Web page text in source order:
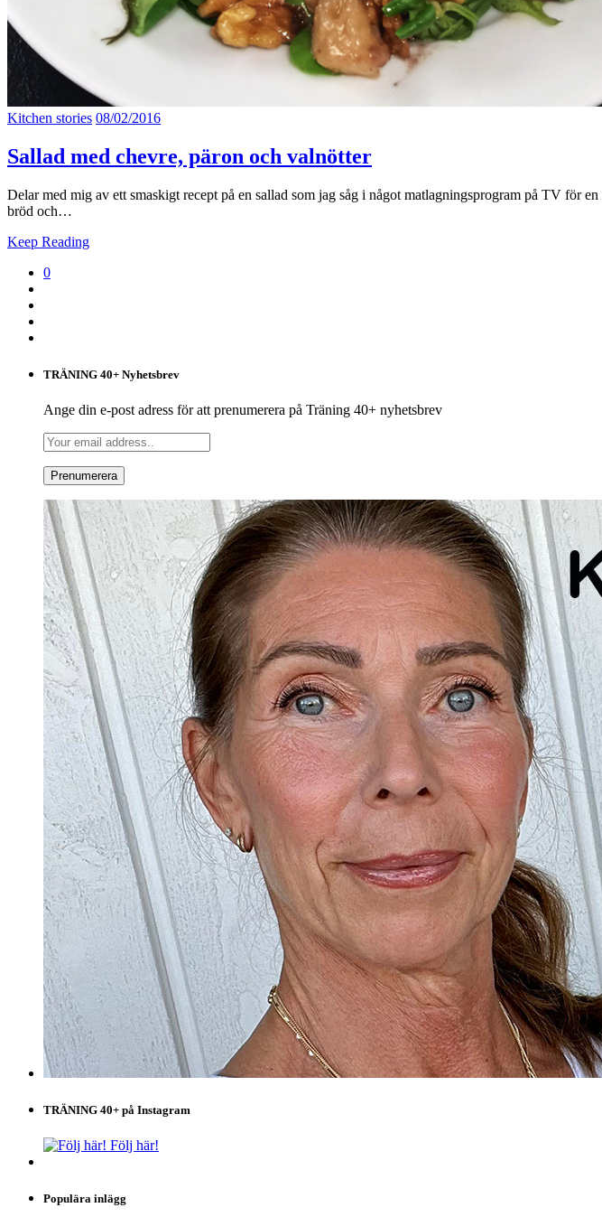
Kitchen stories 08/02/2016
Sallad med chevre, päron och valnötter
Delar med mig av ett smaskigt recept på en sallad som jag såg i något matlagningsprogram på TV för
bröd och…
Keep Reading
0
TRÄNING 40+ Nyhetsbrev
Ange din e-post adress för att prenumerera på Träning 40+ nyhetsbrev
TRÄNING 40+ på Instagram
Följ här!
Populära inlägg